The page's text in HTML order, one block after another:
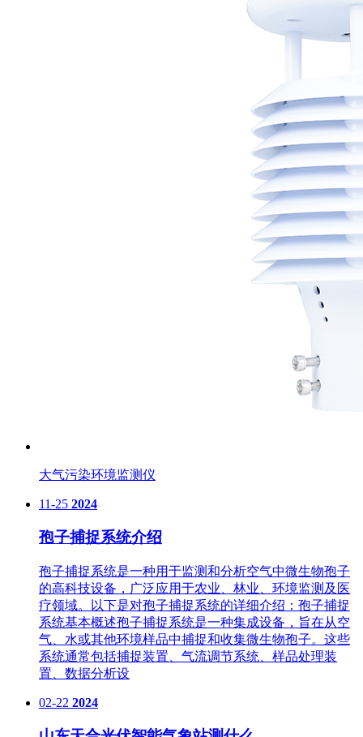
大气污染环境监测仪
11-25 2024
孢子捕捉系统介绍
孢子捕捉系统是一种用于监测和分析空气中微生物孢子
的高科技设备，广泛应用于农业、林业、环境监测及医
疗领域。以下是对孢子捕捉系统的详细介绍：孢子捕捉
系统基本概述孢子捕捉系统是一种集成设备，旨在从空
气、水或其他环境样品中捕捉和收集微生物孢子。这些
系统通常包括捕捉装置、气流调节系统、样品处理装
置、数据分析设
02-22 2024